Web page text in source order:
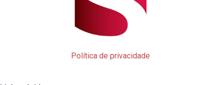
Política de privacidade